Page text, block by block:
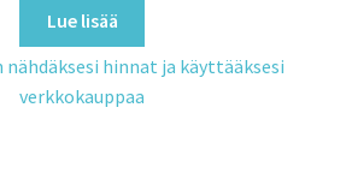
Lue lisää
nähdäksesi hinnat ja käyttääksesi
verkkokauppaa